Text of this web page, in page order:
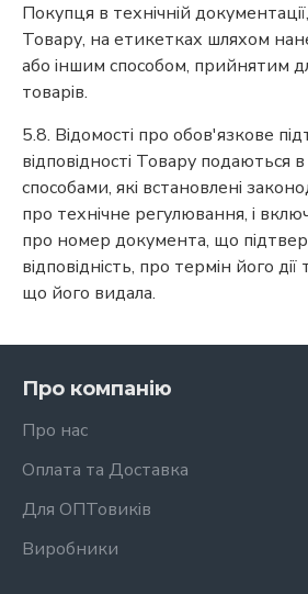
Покупця в технічній
Товару, на етикетках шляхом
або іншим способом, прийнятим
товарів.
5.8. Відомості про обов'язкове
відповідності Товару подаються
способами, які встановлені
про технічне регулювання, і
про номер документа, що
відповідність, про термін його
що його видала.
Про компанію
Про нас
Оплата та Доставка
Для ОПТовиків
Виробники